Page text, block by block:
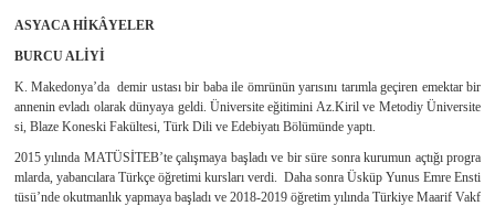
ASYACA HİKÂYELER
BURCU ALİYİ
K. Makedonya’da demir ustası bir baba ile ömrünün yarısını tarımla geçiren emektar bir
annenin evladı olarak dünyaya geldi. Üniversite eğitimini Az.Kiril ve Metodiy Üniversite
si, Blaze Koneski Fakültesi, Türk Dili ve Edebiyatı Bölümünde yaptı.
2015 yılında MATÜSİTEB’te çalışmaya başladı ve bir süre sonra kurumun açtığı progra
mlarda, yabancılara Türkçe öğretimi kursları verdi. Daha sonra Üsküp Yunus Emre Ensti
tüsü’nde okutmanlık yapmaya başladı ve 2018-2019 öğretim yılında Türkiye Maarif Vakf